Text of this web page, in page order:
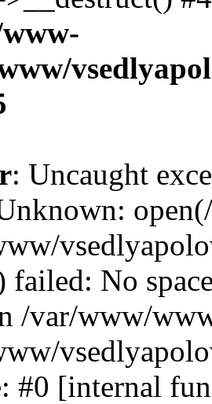
: Uncaught
failed: No
/var/www/
#0 [internal